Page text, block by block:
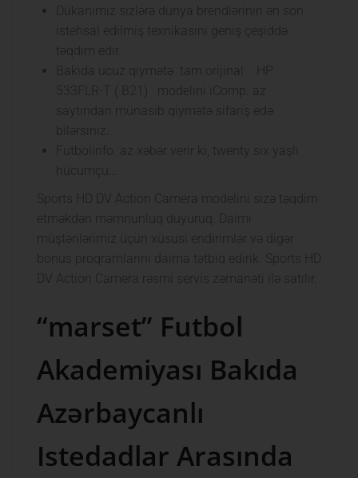
Dükanımız sizlərə dünya brendlərinin ən son
istehsal edilmiş texnikasını geniş çeşiddə
təqdim edir.
Bakıda ucuz qiymətə tam orijinal HP
533FLR-T ( B21) modelini iComp. az
saytından münasib qiymətə sifariş edə
bilərsiniz.
Futbolinfo. az xəbər verir ki, twenty six yaşlı
hücumçu…
Sports HD DV Action Camera modelini sizə təqdim
etməkdən məmnunluq duyuruq. Daimi
müştərilərimiz üçün xüsusi endirimlər və digər
bonus proqramlarını daima tətbiq edirik. Sports HD
DV Action Camera rəsmi servis zəmanəti ilə satılır.
“marset” Futbol
Akademiyası Bakıda
Azərbaycanlı
Istedadlar Arasında